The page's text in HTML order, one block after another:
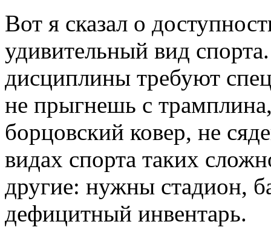
Вот я сказал о
удивительный вид
дисциплины требуют
не прыгнешь с
борцовский ковер, не
видах спорта таких
другие: нужны стадион,
дефицитный инвентарь.